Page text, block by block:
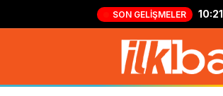
SON GELIŞMELER 10:21